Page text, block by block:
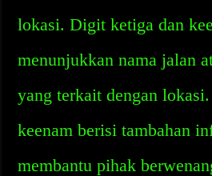
lokasi. Digit ketiga dan
menunjukkan nama jalan
yang terkait dengan
keenam berisi tambahan
membantu pihak